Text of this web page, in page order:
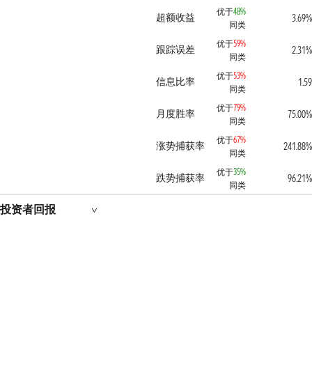
超额收益
优于48%
同类
3.69%
跟踪误差 优于59%
同类
2.31%
信息比率 优于53%
同类
1.59
月度胜率 优于79%
同类
75.00%
涨势捕获率 优于67%
同类
241.88%
跌势捕获率 优于35%
同类
96.21%
投资者回报